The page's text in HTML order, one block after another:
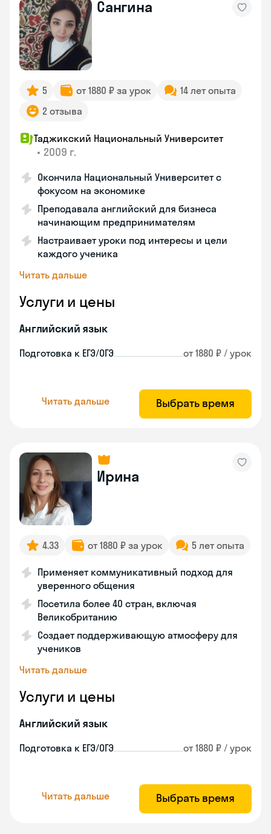
Сангина
5 от 1880 ₽ за урок
14 лет опыта
2 отзыва
Таджикский Национальный Университет
• 2009 г.
Окончила Национальный Университет с
фокусом на экономике
Преподавала английский для бизнеса
начинающим предпринимателям
Настраивает уроки под интересы и цели
каждого ученика
Читать дальше
Услуги и цены
Английский язык
Подготовка к ЕГЭ/ОГЭ от 1880 ₽ / урок
Читать дальше Выбрать время
Ирина
4.33 от 1880 ₽ за урок 5 лет опыта
Применяет коммуникативный подход для
уверенного общения
Посетила более 40 стран, включая
Великобританию
Создает поддерживающую атмосферу для
учеников
Читать дальше
Услуги и цены
Английский язык
Подготовка к ЕГЭ/ОГЭ от 1880 ₽ / урок
Читать дальше Выбрать время